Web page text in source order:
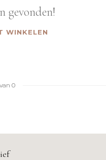
gevonden!
WINKELEN
van 0